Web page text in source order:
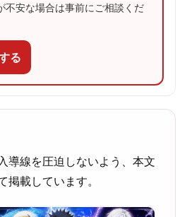
不安な場合は事前にご相談くだ
る
導線を圧迫しないよう、本文
掲載しています。